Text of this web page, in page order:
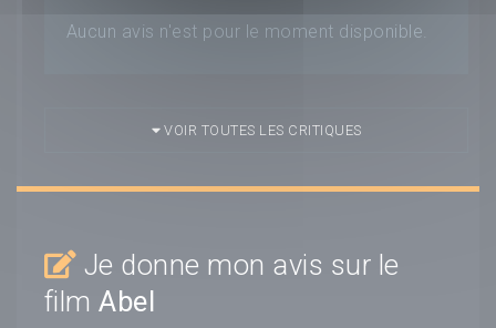
Aucun avis n'est pour le moment disponible.
VOIR TOUTES LES CRITIQUES
Je donne mon avis sur le
filmAbel